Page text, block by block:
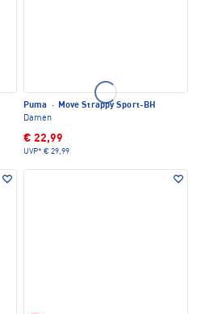
Puma · Move Strappy Sport-BH
Damen
€ 22,99
UVP* € 29,99